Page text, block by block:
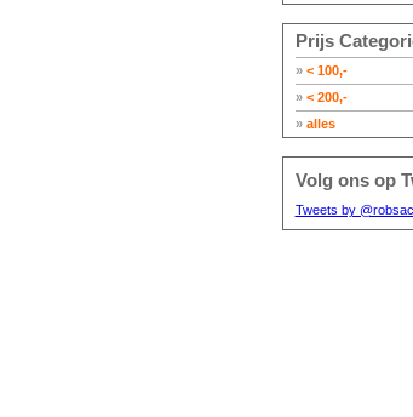
Prijs
» < 100,-
» < 200,-
» alles
Volg ons op
Tweets by